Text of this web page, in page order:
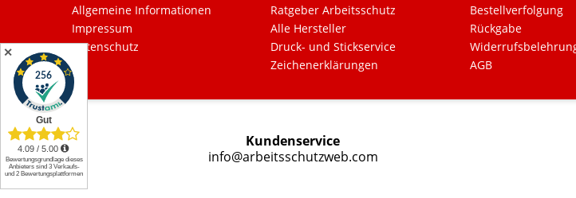
Allgemeine Informationen
Impressum
Datenschutz
Ratgeber Arbeitsschutz
Alle Hersteller
Druck- und Stickservice
Zeichenerklärungen
Bestellverfolgung
Rückgabe
AGB
Kundenservice
info@arbeitsschutzweb.com
✕